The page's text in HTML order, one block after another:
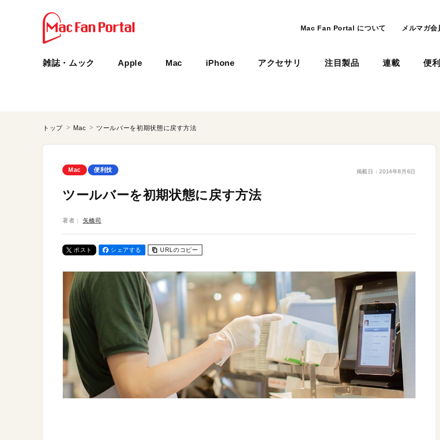
Mac Fan Portal について メルマガ会
雑誌・ムック Apple Mac iPhone アクセサリ 注目製品 連載 便
トップ Mac ツールバーを初期状態に戻す方法
Mac 便利技 掲載日：2014年8月6日
ツールバーを初期状態に戻す方法
著者： 矢橋司
ポスト シェアする URLのコピー